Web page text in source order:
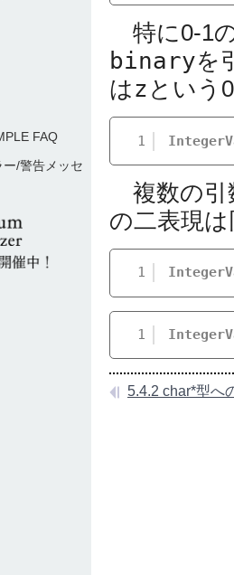
FAQ
/​警告メッセ
特に0-1
binaryを
はz という
1
複数の引
の二表現
1
1
5.4.2 char*型へ